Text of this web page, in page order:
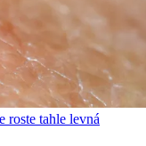
roste tahle levná